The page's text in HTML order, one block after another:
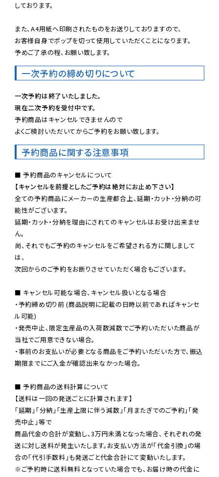
しております。
また、A4用紙へ印刷されたものをお送りしておりますので、
お客様自身でポップを切って使用していただくことになります。
予めご了承の程、お願い致します。
一次予約の締め切りについて
一次予約は終了いたしました。
現在二次予約を受付中です。
予約商品はキャンセルできませんので
よくご検討いただいてからご予約をお願い致します。
予約商品に関する注意事項
【キャンセルを前提としたご予約は絶対にお止め下さい】
全ての予約商品にメーカーの生産都合上、延期・カット・分納の可
能性がございます。
延期・カット・分納を理由にされてのキャンセルはお受け出来ませ
ん。
尚、それでもご予約のキャンセルをご希望される方に関しまして
は、
次回からのご予約をお断りさせていただく場合もございます。
■ キャンセル可能な場合、キャンセル扱いとなる場合
・予約締め切り前 (商品説明に記載の日時以前であればキャンセ
ル可能)
・発売中止、限定生産品の入荷数減数でご予約いただいた商品が
当社でご用意できない場合。
・事前のお支払いが必要となる商品をご予約いただいた方で、振込
期限までにご入金が確認出来なかった場合。
■ 予約商品の送料計算について
【送料は一回の発送ごとに計算されます】
「延期」「分納」「生産上限に伴う減数」「月またぎでのご予約」「発
売中止」等で
商品代金の合計が変動し、3万円未満となった場合、それぞれの発
送に対し送料が発生いたします。お支払い方法が「代金引換」の場
※ご予約時に送料無料となっていた場合でも、お届け時の代金に